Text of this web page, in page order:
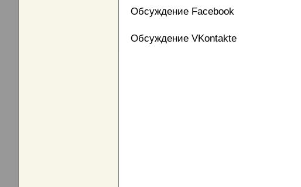
Обсуждение Facebook
Обсуждение VKontakte